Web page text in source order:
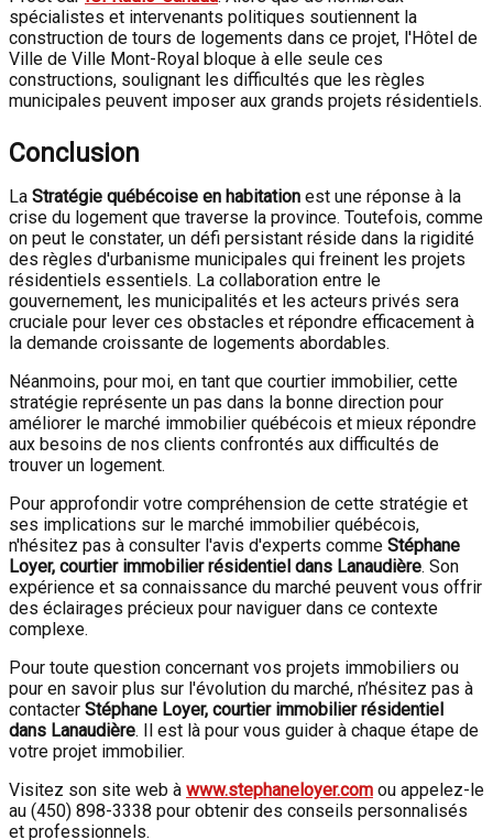
spécialistes et intervenants politiques soutiennent la
construction de tours de logements dans ce projet, l'Hôtel de
Ville de Ville Mont-Royal bloque à elle seule ces
constructions, soulignant les difficultés que les règles
municipales peuvent imposer aux grands projets résidentiels.
Conclusion
La Stratégie québécoise en habitation est une réponse à la
crise du logement que traverse la province. Toutefois, comme
on peut le constater, un défi persistant réside dans la rigidité
des règles d'urbanisme municipales qui freinent les projets
résidentiels essentiels. La collaboration entre le
gouvernement, les municipalités et les acteurs privés sera
cruciale pour lever ces obstacles et répondre efficacement à
la demande croissante de logements abordables.
Néanmoins, pour moi, en tant que courtier immobilier, cette
stratégie représente un pas dans la bonne direction pour
améliorer le marché immobilier québécois et mieux répondre
aux besoins de nos clients confrontés aux difficultés de
trouver un logement.
Pour approfondir votre compréhension de cette stratégie et
ses implications sur le marché immobilier québécois,
n'hésitez pas à consulter l'avis d'experts comme Stéphane
Loyer, courtier immobilier résidentiel dans Lanaudière. Son
expérience et sa connaissance du marché peuvent vous offrir
des éclairages précieux pour naviguer dans ce contexte
complexe.
Pour toute question concernant vos projets immobiliers ou
pour en savoir plus sur l'évolution du marché, n’hésitez pas à
contacter Stéphane Loyer, courtier immobilier résidentiel
dans Lanaudière. Il est là pour vous guider à chaque étape de
votre projet immobilier.
Visitez son site web à www.stephaneloyer.com ou appelez-le
au (450) 898-3338 pour obtenir des conseils personnalisés
et professionnels.